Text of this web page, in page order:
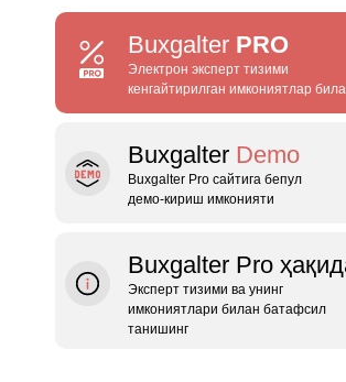
Buxgalter PRO
Электрон эксперт тизими
кенгайтирилган имкониятлар
Buxgalter Demo
Buxgalter Pro сайтига бепул
демо‑кириш имконияти
Buxgalter Pro
Эксперт тизими ва унинг
имкониятлари билан батафсил
танишинг